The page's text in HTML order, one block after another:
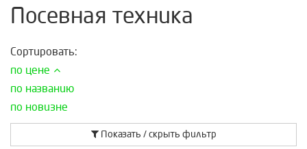
Посевная техника
Сортировать:
по цене
по названию
по новизне
Показать / скрыть фильтр